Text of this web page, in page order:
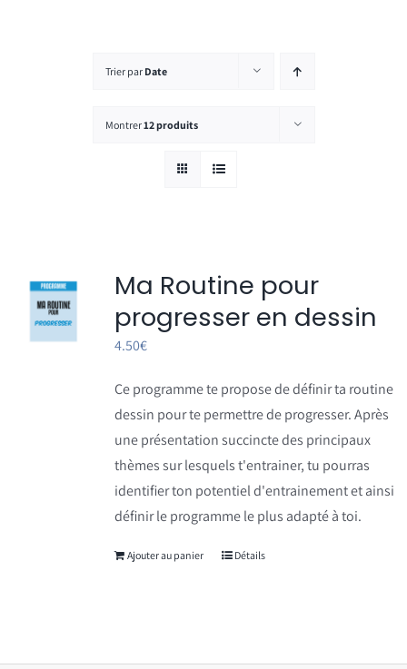
Trier par Date
Montrer12 produits
Ma Routine pour
progresser en dessin
4.50€
Ce programme te propose de définir ta routine
dessin pour te permettre de progresser. Après
une présentation succincte des principaux
thèmes sur lesquels t'entrainer, tu pourras
identifier ton potentiel d'entrainement et ainsi
définir le programme le plus adapté à toi.
Ajouter au panier Détails